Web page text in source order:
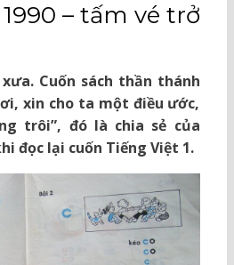
– tấm vé trở
Cuốn sách thần thánh
xin cho ta một điều ước,
trôi”, đó là chia sẻ của
đọc lại cuốn Tiếng Việt 1.